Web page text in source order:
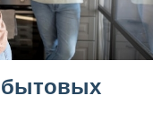
бытовых